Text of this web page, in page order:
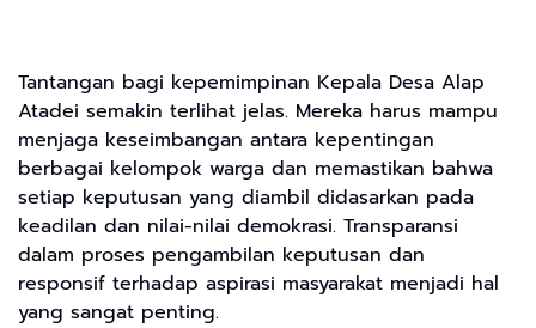
Tantangan bagi kepemimpinan Kepala Desa Alap
Atadei semakin terlihat jelas. Mereka harus mampu
menjaga keseimbangan antara kepentingan
berbagai kelompok warga dan memastikan bahwa
setiap keputusan yang diambil didasarkan pada
keadilan dan nilai-nilai demokrasi. Transparansi
dalam proses pengambilan keputusan dan
responsif terhadap aspirasi masyarakat menjadi hal
yang sangat penting.